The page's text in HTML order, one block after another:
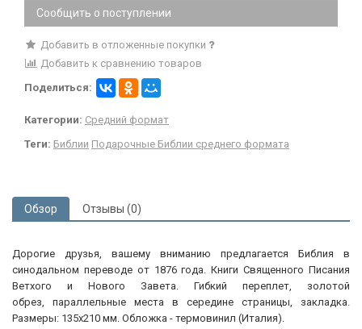
Сообщить о поступлении
Добавить в отложенные покупки
Добавить к сравнению товаров
Поделиться:
Категории: Средний формат
Теги: Библии Подарочные Библии среднего формата
Обзор Отзывы (0)
Дорогие друзья, вашему вниманию предлагается Библия в
синодальном переводе от 1876 года. Книги Священного Писания
Ветхого и Нового Завета. Гибкий переплет, золотой
обрез, параллельные места в середине страницы, закладка.
Размеры: 135х210 мм. Обложка - термовинил (Италия).